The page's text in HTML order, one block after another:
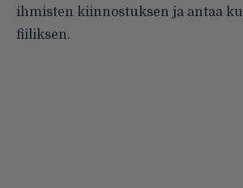
ihmisten kiinnostuksen ja antaa
fiiliksen.